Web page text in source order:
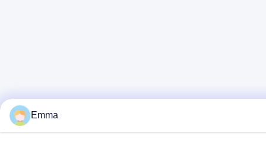
Emma